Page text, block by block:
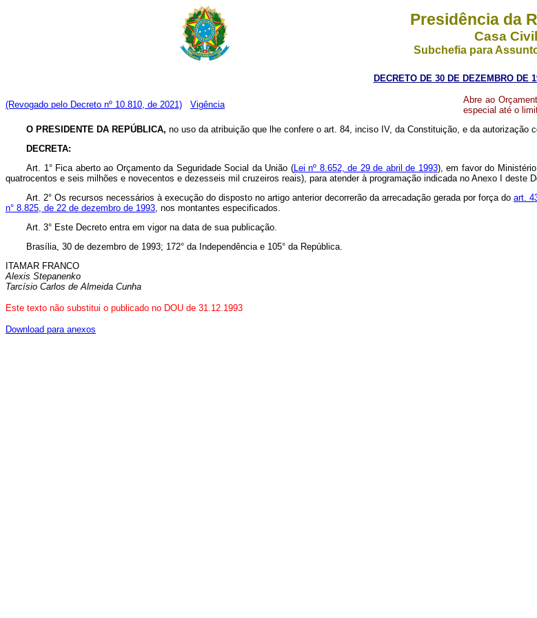
Presidência da
Casa Civil
Subchefia para
DECRETO DE 30 DE DEZEMBRO DE
(Revogado pelo Decreto nº 10.810, de 2021) Vigência
Abre ao
especial até o
O PRESIDENTE DA REPÚBLICA, no uso da atribuição que lhe confere o art. 84, inciso IV, da Constituição, e da autorização
DECRETA:
Art. 1° Fica aberto ao Orçamento da Seguridade Social da União (Lei nº 8.652, de 29 de abril de 1993), em favor do
quatrocentos e seis milhões e novecentos e dezesseis mil cruzeiros reais), para atender à programação indicada no Anexo I deste
Art. 2° Os recursos necessários à execução do disposto no artigo anterior decorrerão da arrecadação gerada por força do art.
n° 8.825, de 22 de dezembro de 1993, nos montantes especificados.
Art. 3° Este Decreto entra em vigor na data de sua publicação.
Brasília, 30 de dezembro de 1993; 172° da Independência e 105° da República.
ITAMAR FRANCO
Alexis Stepanenko
Tarcísio Carlos de Almeida Cunha
Este texto não substitui o publicado no DOU de 31.12.1993
Download para anexos